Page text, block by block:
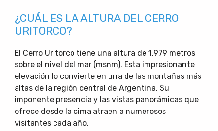
¿CUÁL ES LA ALTURA DEL CERRO
URITORCO?
El Cerro Uritorco tiene una altura de 1.979 metros
sobre el nivel del mar (msnm). Esta impresionante
elevación lo convierte en una de las montañas más
altas de la región central de Argentina. Su
imponente presencia y las vistas panorámicas que
ofrece desde la cima atraen a numerosos
visitantes cada año.